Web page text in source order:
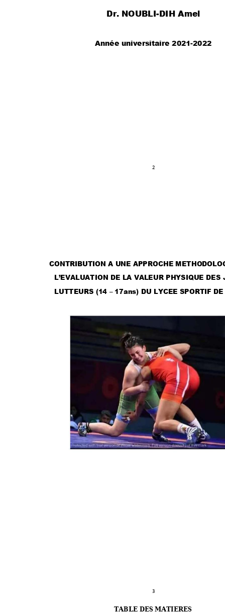
Dr. NOUBLI-DIH Amel
Année universitaire 2021-2022
2
CONTRIBUTION A UNE APPROCHE METH
L’EVALUATION
DE LA VALEU R PHYSIQUE DES
LUTTEURS (14 – 17ans) DU LYCEE SPORTIF DE
3
TABLE DES MATIERES